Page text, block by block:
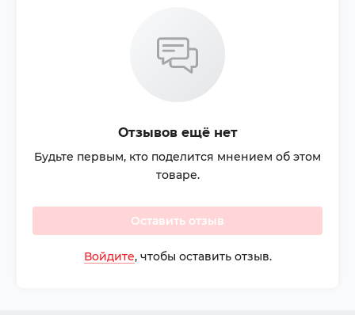
Отзывов ещё нет
Будьте первым, кто поделится мнением об этом
товаре.
Оставить отзыв
Войдите, чтобы оставить отзыв.